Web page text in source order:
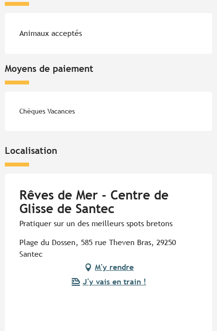
Animaux acceptés
Moyens de paiement
Chèques Vacances
Localisation
Rêves de Mer - Centre de
Glisse de Santec
Pratiquer sur un des meilleurs spots bretons
Plage du Dossen, 585 rue Theven Bras, 29250
Santec
M'y rendre
J'y vais en train !